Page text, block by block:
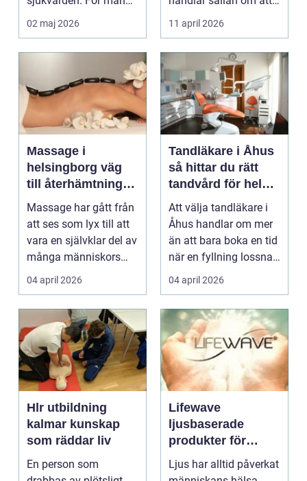
i Svedala handlar v...
02 maj 2026
vara svag....
11 april 2026
Massage i
helsingborg väg
till återhämtning
och hållbar hälsa
Massage har gått från
att ses som lyx till att
vara en självklar del av
många människors
friskvård. ...
04 april 2026
Tandläkare i Åhus
så hittar du rätt
tandvård för hela
familjen
Att välja tandläkare i
Åhus handlar om mer
än att bara boka en tid
när en fyllning lossnar
eller en ...
04 april 2026
Hlr utbildning
kalmar kunskap
som räddar liv
En person som
Lifewave
ljusbaserade
produkter för
hälsa och
välbefinnande
Ljus har alltid påverkat